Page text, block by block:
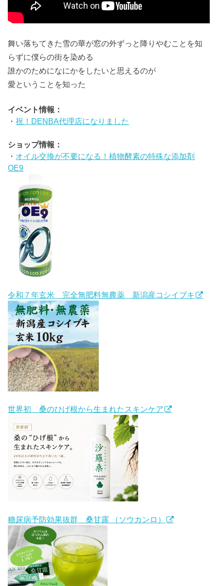
舞い落ちてきた雪の華が窓の外ずっと降りやむことを知
らずに僕らの街を染める
誰かのためになにかをしたいと思えるのが
愛ということを知った
イベント情報：
・祝！DENBA代理店になりました
ショップ情報：
・ オイル交換が不要になる！植物酵素の特殊な添加剤
OE9
令和７年玄米 完全無肥料無農薬 新潟産コシイブキ
世界初 桑のひげ根から生まれたスキンケア
糖尿病予防効果抜群 桑甘露 （ソウカンロ）